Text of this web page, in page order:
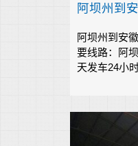
阿坝州到
阿坝州到安
要线路：阿
天发车24小